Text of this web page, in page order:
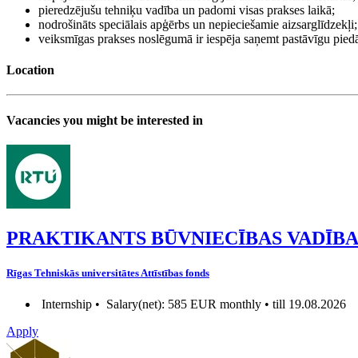
pieredzējušu tehniķu vadība un padomi visas prakses laikā;
nodrošināts speciālais apģērbs un nepieciešamie aizsarglīdzekļi;
veiksmīgas prakses noslēgumā ir iespēja saņemt pastāvīgu
Location
Vacancies you might be interested in
PRAKTIKANTS BŪVNIECĪBAS
Rīgas Tehniskās universitātes Attīstības fonds
Internship • Salary(net): 585 EUR monthly • till 19.08.2026
Apply